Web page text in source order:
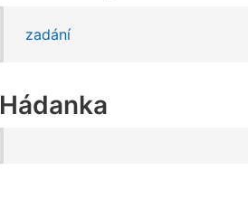
zadání
Hádanka